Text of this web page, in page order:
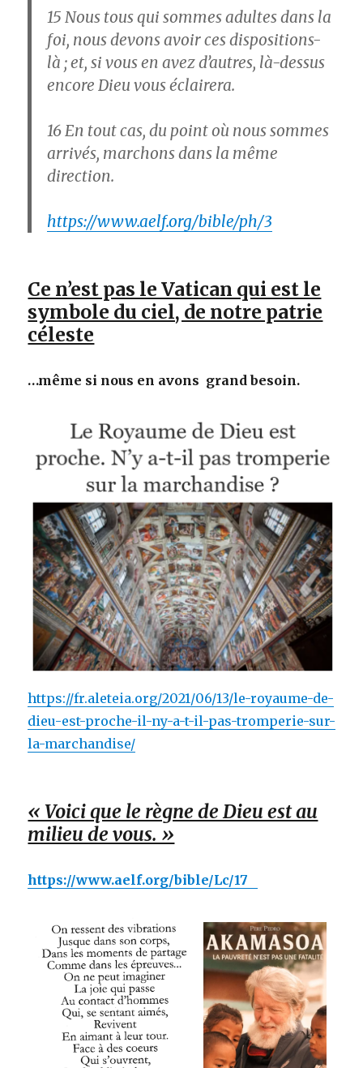
15 Nous tous qui sommes adultes dans la
foi, nous devons avoir ces dispositions-
là ; et, si vous en avez d’autres, là-dessus
encore Dieu vous éclairera.
16 En tout cas, du point où nous sommes
arrivés, marchons dans la même
direction.
https://www.aelf.org/bible/ph/3
Ce n’est pas le Vatican qui est le
symbole du ciel, de notre patrie
céleste
…même si nous en avons grand besoin.
https://fr.aleteia.org/2021/06/13/le-royaume-de-
dieu-est-proche-il-ny-a-t-il-pas-tromperie-sur-
la-marchandise/
« Voici que le règne de Dieu est au
milieu de vous. »
https://www.aelf.org/bible/Lc/17